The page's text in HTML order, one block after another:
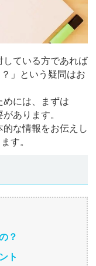
ている方であれば
」という疑問はお
には、まずは
あります。
な情報をお伝えし
す。
？
ト